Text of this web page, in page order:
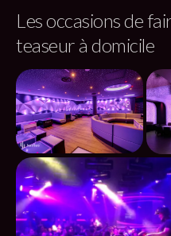
Les occasions de
teaseur à domicile